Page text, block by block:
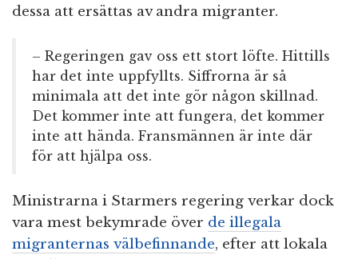
dessa att ersättas av andra migranter.
– Regeringen gav oss ett stort löfte. Hittills
har det inte uppfyllts. Siffrorna är så
minimala att det inte gör någon skillnad.
Det kommer inte att fungera, det kommer
inte att hända. Fransmännen är inte där
för att hjälpa oss.
Ministrarna i Starmers regering verkar dock
vara mest bekymrade över de illegala
migranternas välbefinnande, efter att lokala